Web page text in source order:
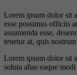
Lorem ipsum dolor sit
esse possimus officiis
assumenda esse,
tenetur at, quis
Lorem ipsum dolor sit
soluta alias eaque